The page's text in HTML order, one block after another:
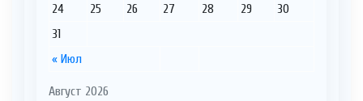
Август 2026
« Июл
24
25 26 27 28 29
30
31